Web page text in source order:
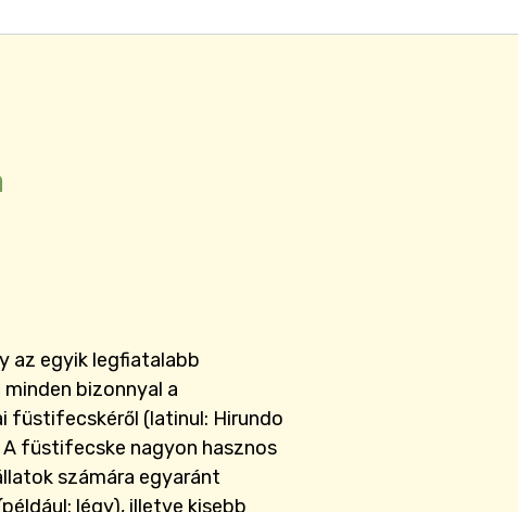
az egyik legfiatalabb
bizonnyal a
füstifecskéről (latinul: Hirundo
füstifecske nagyon hasznos
számára egyaránt
légy), illetve kisebb